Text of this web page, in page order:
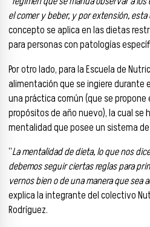
el comer y beber, y por extensión,
concepto se aplica en las dietas
para personas con patologías
Por otro lado, para la Escuela de
alimentación que se ingiere durante
una práctica común (que se
propósitos de año nuevo), la cual se
mentalidad que posee un sistema
“La mentalidad de dieta, lo que nos
debemos seguir ciertas reglas para
vernos bien o de una manera que sea
explica la integrante del colectivo
Rodríguez.